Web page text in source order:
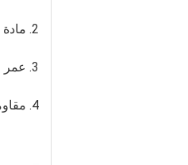
2. مادة لاصقة قوية (PSA)
3. عمر خدمة طويل
4. مقاومة الطقس الجيد